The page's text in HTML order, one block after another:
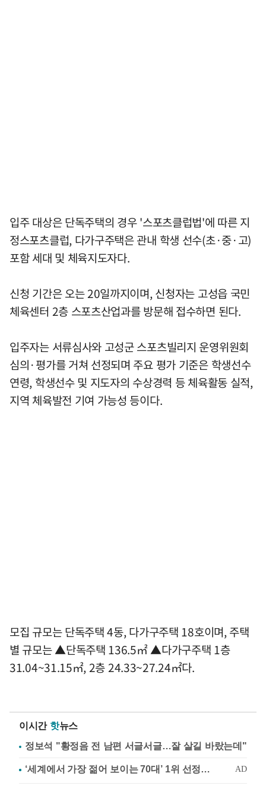
입주 대상은 단독주택의 경우 '스포츠클럽법'에 따른 지
정스포츠클럽, 다가구주택은 관내 학생 선수(초·중·고)
포함 세대 및 체육지도자다.
신청 기간은 오는 20일까지이며, 신청자는 고성읍 국민
체육센터 2층 스포츠산업과를 방문해 접수하면 된다.
입주자는 서류심사와 고성군 스포츠빌리지 운영위원회
심의·평가를 거쳐 선정되며 주요 평가 기준은 학생선수
연령, 학생선수 및 지도자의 수상경력 등 체육활동 실적,
지역 체육발전 기여 가능성 등이다.
모집 규모는 단독주택 4동, 다가구주택 18호이며, 주택
별 규모는 ▲단독주택 136.5㎡ ▲다가구주택 1층
31.04~31.15㎡, 2층 24.33~27.24㎡다.
이시간 핫뉴스
정보석 "황정음 전 남편 서글서글…잘 살길 바랐는데"